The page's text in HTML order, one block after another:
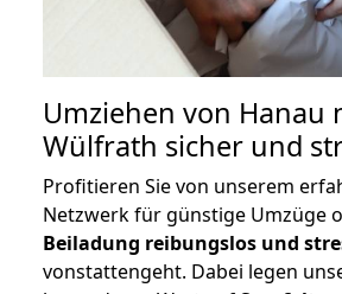
Umziehen von Hanau
Wülfrath sicher und
Profitieren Sie von unserem
Netzwerk für günstige Umzüge
Beiladung reibungslos und
vonstattengeht. Dabei legen